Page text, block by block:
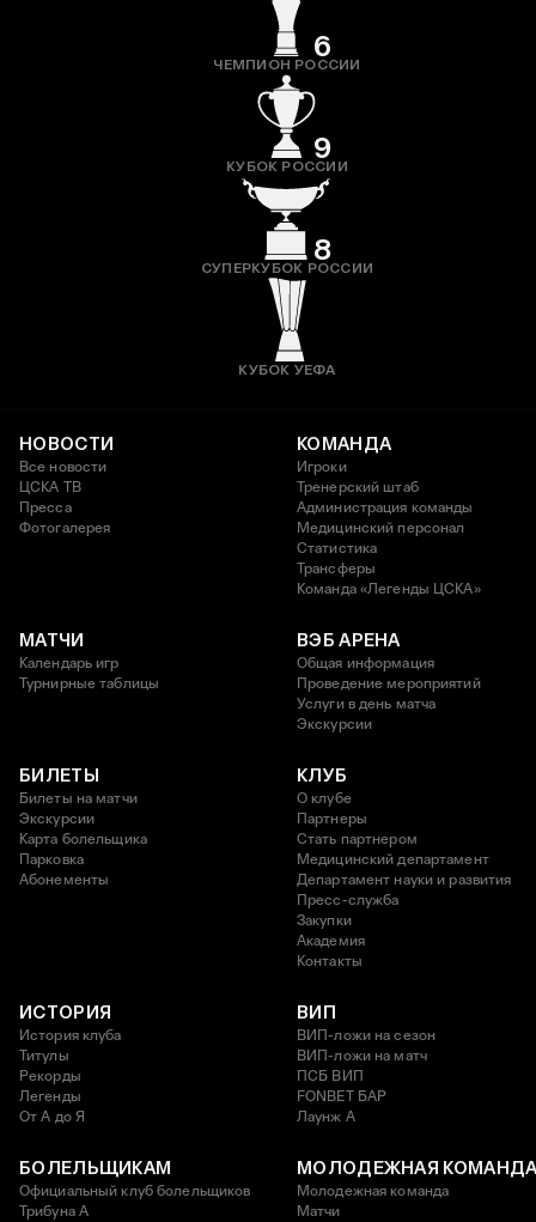
6
ЧЕМПИОН РОССИИ
9
КУБОК РОССИИ
8
СУПЕРКУБОК РОССИИ
КУБОК УЕФА
НОВОСТИ
Все новости
ЦСКА ТВ
Пресса
Фотогалерея
КОМАНДА
Игроки
Тренерский штаб
Администрация команды
Медицинский персонал
Статистика
Трансферы
Команда «Легенды ЦСКА»
МАТЧИ
Календарь игр
Турнирные таблицы
ВЭБ АРЕНА
Общая информация
Проведение мероприятий
Услуги в день матча
Экскурсии
БИЛЕТЫ
Билеты на матчи
Экскурсии
Карта болельщика
Парковка
Абонементы
КЛУБ
О клубе
Партнеры
Стать партнером
Медицинский департамент
Департамент науки и развития
Пресс-служба
Закупки
Академия
Контакты
ИСТОРИЯ
История клуба
Титулы
Рекорды
Легенды
От А до Я
ВИП
ВИП-ложи на сезон
ВИП-ложи на матч
ПСБ ВИП
FONBET БАР
Лаунж A
БОЛЕЛЬЩИКАМ
Официальный клуб болельщиков
Трибуна А
МОЛОДЕЖНАЯ
Молодежная команда
Матчи